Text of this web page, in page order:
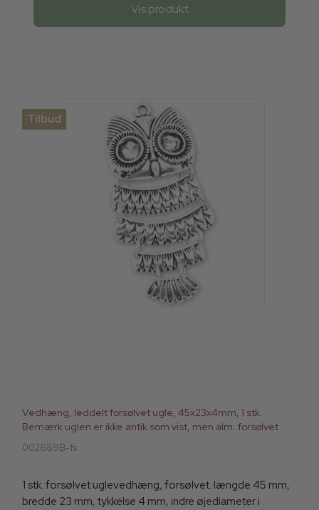
Vis produkt
Tilbud
Vedhæng, leddelt forsølvet ugle, 45x23x4mm, 1 stk.
Bemærk uglen er ikke antik som vist, men alm. forsølvet
002689B-fs
1 stk. forsølvet uglevedhæng, forsølvet. længde 45 mm,
bredde 23 mm, tykkelse 4 mm, indre øjediameter i